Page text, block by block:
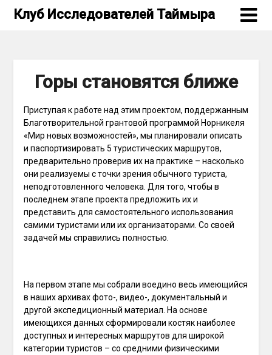
SkipКлуб Исследователей Таймыра
Горы становятся ближе
Приступая к работе над этим проектом, поддержанным
Благотворительной грантовой программой Норникеля
«Мир новых возможностей», мы планировали описать
и паспортизировать 5 туристических маршрутов,
предварительно проверив их на практике – насколько
они реализуемы с точки зрения обычного туриста,
неподготовленного человека. Для того, чтобы в
последнем этапе проекта предложить их и
представить для самостоятельного использования
самими туристами или их организаторами. Со своей
задачей мы справились полностью.
На первом этапе мы собрали воедино весь имеющийся
в наших архивах фото-, видео-, документальный и
другой экспедиционный материал. На основе
имеющихся данных сформировали костяк наиболее
доступных и интересных маршрутов для широкой
категории туристов ­– со средними физическими